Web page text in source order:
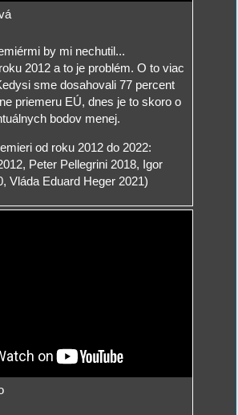
by mi nechutil...
2012 a to je problém. O to viac
sme dosahovali 77 percent
priemeru EÚ, dnes je to skoro o
bodov menej.
od roku 2012 do 2022:
Peter Pellegrini 2018, Igor
Vláda Eduard Heger 2021)